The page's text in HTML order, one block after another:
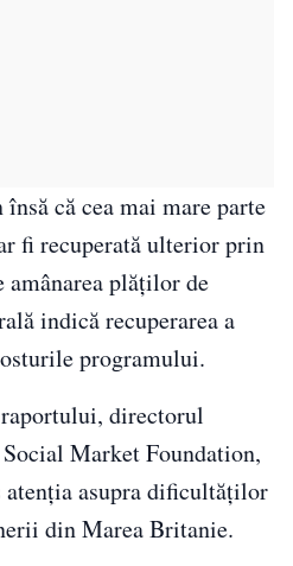
că cea mai mare parte
fi recuperată ulterior prin
amânarea plăților de
indică recuperarea a
programului.
directorul
Market Foundation,
atenția asupra dificultăților
din Marea Britanie.